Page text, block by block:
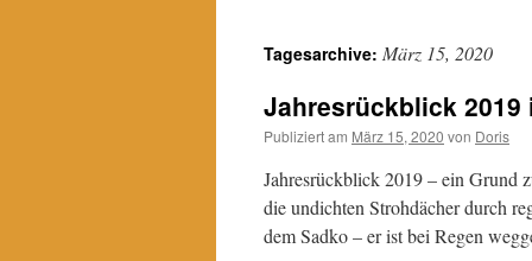
springen
Tagesarchive: März 15, 2020
Jahresrückblick 2019
Publiziert am März 15, 2020 von Doris
Jahresrückblick 2019 – ein Grund
die undichten Strohdächer durch
dem Sadko – er ist bei Regen